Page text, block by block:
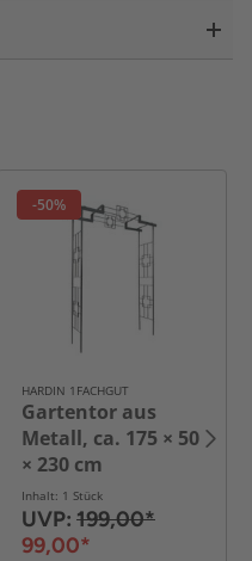
-50%
HARDIN 1FACHGUT
Gartentor aus
Metall, ca. 175 × 50
× 230 cm
Inhalt: 1 Stück
UVP: 199,00*
99,00*